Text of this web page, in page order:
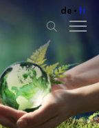
de fr